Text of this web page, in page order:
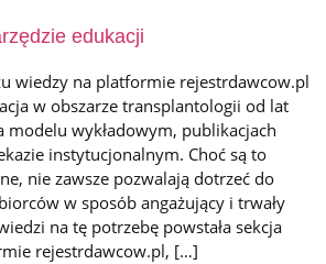
edukacji
wiedzy na platformie rejestrdawcow.pl
w obszarze transplantologii od lat
modelu wykładowym, publikacjach
instytucjonalnym. Choć są to
nie zawsze pozwalają dotrzeć do
w sposób angażujący i trwały
na tę potrzebę powstała sekcja
rejestrdawcow.pl, […]
Tempo
Lektor
Po otwarciu panelu lista głosów
Gotowe do
TEKST